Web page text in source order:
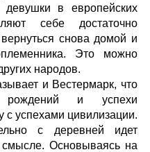
в европейских
себе достаточно
снова домой и
Это можно
народов.
и Вестермарк, что
рождений и успехи
с успехами цивилизации.
с деревней идет
Основываясь на